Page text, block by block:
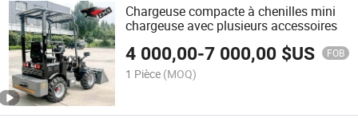
Chargeuse compacte à chenilles mini
chargeuse avec plusieurs accessoires
4 000,00-7 000,00 $US FOB
1 Pièce (MOQ)